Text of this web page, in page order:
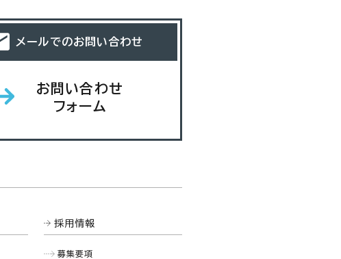
メールでのお問い合わせ
お問い合わせ
フォーム
採用情報
募集要項